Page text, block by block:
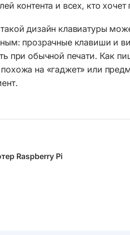
контента и всех, кто
дизайн клавиатуры
прозрачные клавиши и
при обычной печати. Как
на «гаджет» или
Raspberry Pi